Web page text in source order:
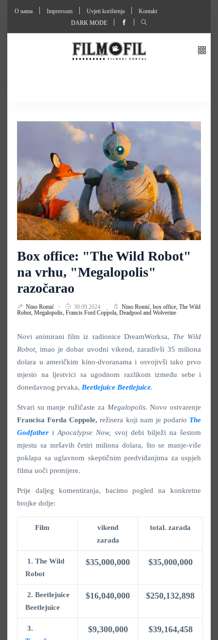
O nama Impressum Uvjeti korištenja
Kontakt
DARK MODE
Box office: "The Wild Robot"
na vrhu, "Megalopolis"
razočarao
Nino Romić 30.09.2024. Nino Romić, box office, The Wild
Robot, Megalopolis, Francis Ford Coppola, Deadpool and Wolverine
Novi animirani film iz radionice DreamWorksa, The Wild
Robot,imao je dobar uvodni vikend, zaradivši 35 miliona
dolara u američkim kino-dvoranama i osvojivši tako prvo
mjesto na ljestvici sa ugodnom razlikom između sebe i
donedavnog prvaka, Beetlejuice Beetlejuice.
Stvari su manje ružičaste za Megalopolis.Novo ostvarenje
Francisa Forda Coppole,režisera koji nam je podario The
Godfather iApocalypse Now, svoj debi bilježi na šestom
mjestu sa mršavih četiri miliona dolara, što se manje-više
poklapa sa uglavnom skeptičnim predviđanjima za uspjeh
filma uoči premijere.
Prije daljeg komentiranja, bacimo pogled na konkretne
brojke dolje:
Film
vikend
zarada
total. zarada
1. The Wild
Robot
$35,000,000 $35,000,000
2. Beetlejuice
Beetlejuice
$16,040,000 $250,132,898
3.
$9,300,000 $39,164,458